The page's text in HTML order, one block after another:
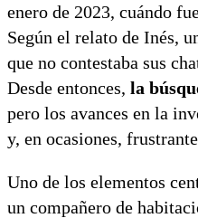
enero de 2023, cuándo
Según el relato de Inés,
que no contestaba sus
Desde entonces, la
pero los avances en la
y, en ocasiones,
Uno de los elementos
un compañero de